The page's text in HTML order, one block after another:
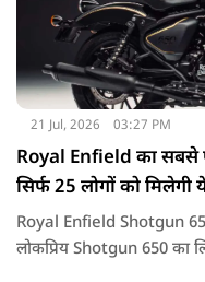
21 Jul, 2026 03:27 PM
Royal Enfield का सबसे
सिर्फ 25 लोगों को मिलेगी
Royal Enfield Shotgun
लोकप्रिय Shotgun 650 का